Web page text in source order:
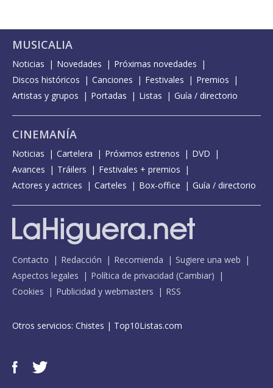
MUSICALIA
Noticias Novedades
Próximas novedades
Discos históricos
Canciones Festivales
Premios
Artistas y grupos
Portadas Listas Guía / directorio
CINEMANÍA
Noticias Cartelera Próximos estrenos
DVD
Avances
Tráilers
Festivales + premios
Actores y actrices
Carteles Box-office Guía / directorio
Contacto Redacción Recomienda
Sugiere una web
Aspectos legales
Política de privacidad (Cambiar)
Cookies
Publicidad y webmasters RSS
Otros servicios: Chistes | Top10Listas.com